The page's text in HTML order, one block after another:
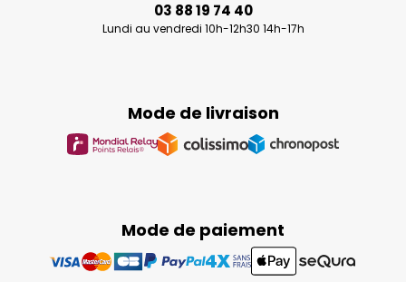
Mode de paiement
Mode de livraison
03 88 19 74 40
Lundi au vendredi 10h-12h30 14h-17h